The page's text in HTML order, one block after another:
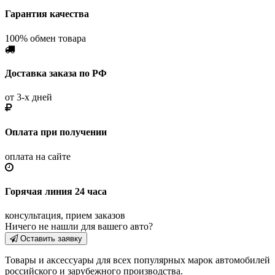
Гарантия качества
100% обмен товара
Доставка заказа по РФ
от 3-х дней
Оплата при получении
оплата на сайте
Горячая линия 24 часа
консультация, прием заказов
Ничего не нашли для вашего авто?
Оставить заявку
Товары и аксессуары для всех популярных марок автомобилей
российского и зарубежного производства.